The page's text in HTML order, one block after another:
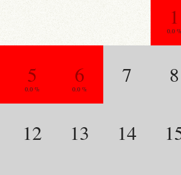
1
0.0 %
5
0.0 %
6
0.0 %
7 8
12 13 14